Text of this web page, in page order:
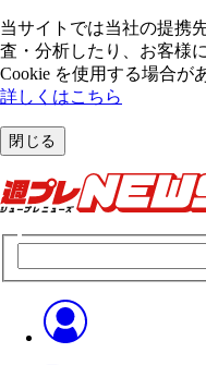
当サイトでは当社の提携
査・分析したり、お客様
Cookie を使⽤する場合が
詳しくはこちら
閉じる